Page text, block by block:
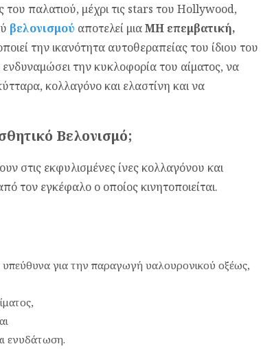
του παλατιού, μέχρι τις stars του Hollywood,
βελονισμού αποτελεί μιαΜΗ επεμβατική,
την ικανότητα αυτοθεραπείας του ίδιου του
την κυκλοφορία του αίματος, να
κολλαγόνο και ελαστίνη και να
Βελονισμό;
στις εκφυλισμένες ίνες κολλαγόνου και
τον εγκέφαλο ο οποίος κινητοποιείται.
υπεύθυνα για την παραγωγή υαλουρονικού οξέως,
ενυδάτωση.